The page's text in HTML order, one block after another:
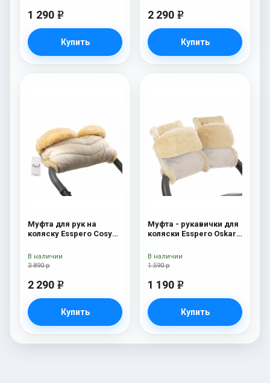
1 290 e
Купить
2 290 e
Купить
Муфта для рук на
коляску Esspero Cosy
3 890 р
2 290 e
Купить
В наличии
Муфта - рукавички для
коляски Esspero Oskar
Beige
1 590 р
1 190 e
Купить
В наличии